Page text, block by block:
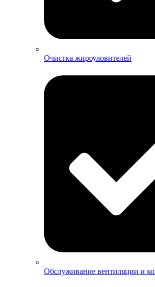
Очистка жироуловителей
Обслуживание вентиляции и